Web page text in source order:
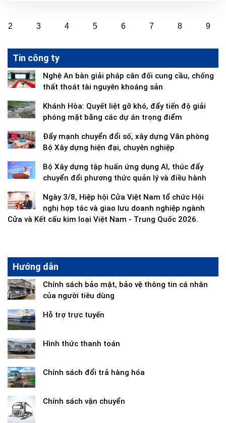
2 3 4 5 6 7 8 9
Tin công ty
Nghệ An bàn giải pháp cân đối cung cầu, chống
thất thoát tài nguyên khoáng sản
Khánh Hòa: Quyết liệt gỡ khó, đẩy tiến độ giải
phóng mặt bằng các dự án trọng điểm
Đẩy mạnh chuyển đổi số, xây dựng Văn phòng
Bộ Xây dựng hiện đại, chuyên nghiệp
Bộ Xây dựng tập huấn ứng dụng AI, thúc đẩy
chuyển đổi phương thức quản lý và điều hành
Ngày 3/8, Hiệp hội Cửa Việt Nam tổ chức Hội
nghị hợp tác và giao lưu doanh nghiệp ngành
Cửa và Kết cấu kim loại Việt Nam - Trung Quốc 2026.
Hướng dẫn
Chính sách bảo mật, bảo vệ thông tin cá nhân
của người tiêu dùng
Hỗ trợ trực tuyến
Hình thức thanh toán
Chính sách đổi trả hàng hóa
Chính sách vận chuyển